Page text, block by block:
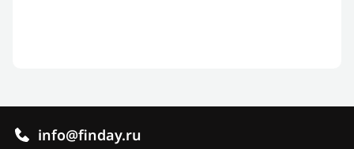
info@finday.ru